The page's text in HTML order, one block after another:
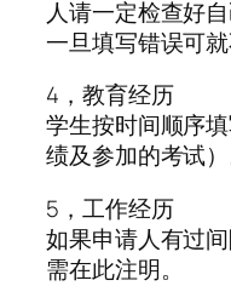
人请一定检查好
一旦填写错误可就
4，教育经历
学生按时间顺序
绩及参加的考试）
5，工作经历
如果申请人有过间
需在此注明。